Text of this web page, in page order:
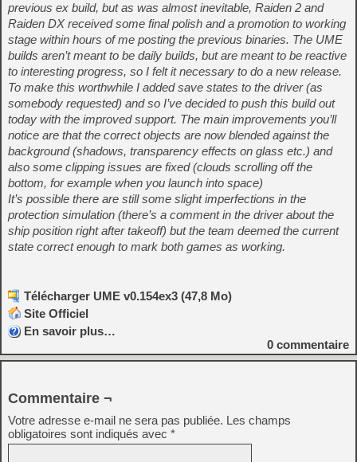
previous ex build, but as was almost inevitable, Raiden 2 and
Raiden DX received some final polish and a promotion to working
stage within hours of me posting the previous binaries. The UME
builds aren’t meant to be daily builds, but are meant to be reactive
to interesting progress, so I felt it necessary to do a new release.
To make this worthwhile I added save states to the driver (as
somebody requested) and so I’ve decided to push this build out
today with the improved support. The main improvements you’ll
notice are that the correct objects are now blended against the
background (shadows, transparency effects on glass etc.) and
also some clipping issues are fixed (clouds scrolling off the
bottom, for example when you launch into space)
It’s possible there are still some slight imperfections in the
protection simulation (there’s a comment in the driver about the
ship position right after takeoff) but the team deemed the current
state correct enough to mark both games as working.
Télécharger UME v0.154ex3 (47,8 Mo)
Site Officiel
En savoir plus…
0 commentaire
Commentaire ¬
Votre adresse e-mail ne sera pas publiée. Les champs
obligatoires sont indiqués avec *